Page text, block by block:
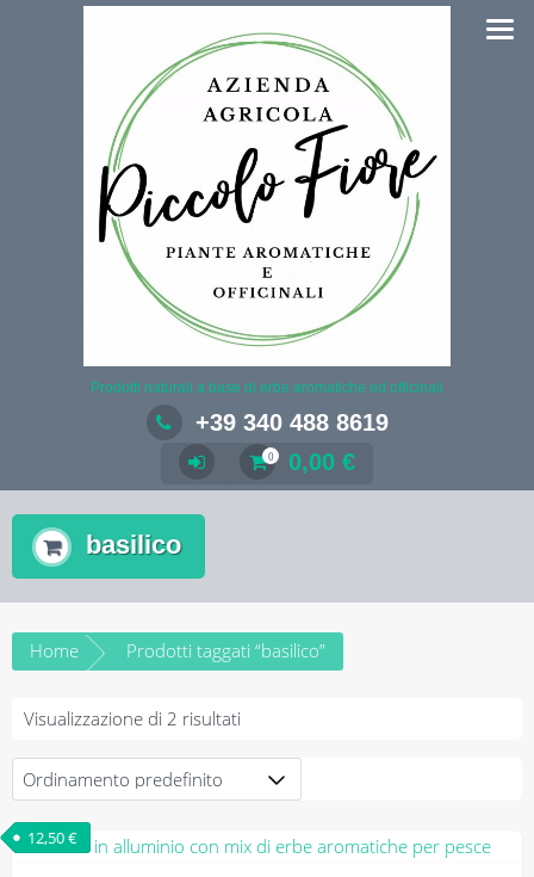
Prodotti naturali a base di erbe aromatiche ed officinali
+39 340 488 8619
0 0,00 €
basilico
Home Prodotti taggati “basilico”
Visualizzazione di 2 risultati
12,50€